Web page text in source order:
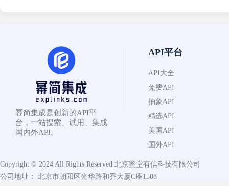
幂简集成是创新的API平
台，一站搜索、试用、集成
国内外API。
API平台
API大全
免费API
抽象API
精选API
美国API
国外API
Copyright © 2024 All Rights Reserved 北京蜜堂有信科技有限公司
公司地址： 北京市朝阳区光华路和乔大厦C座1508